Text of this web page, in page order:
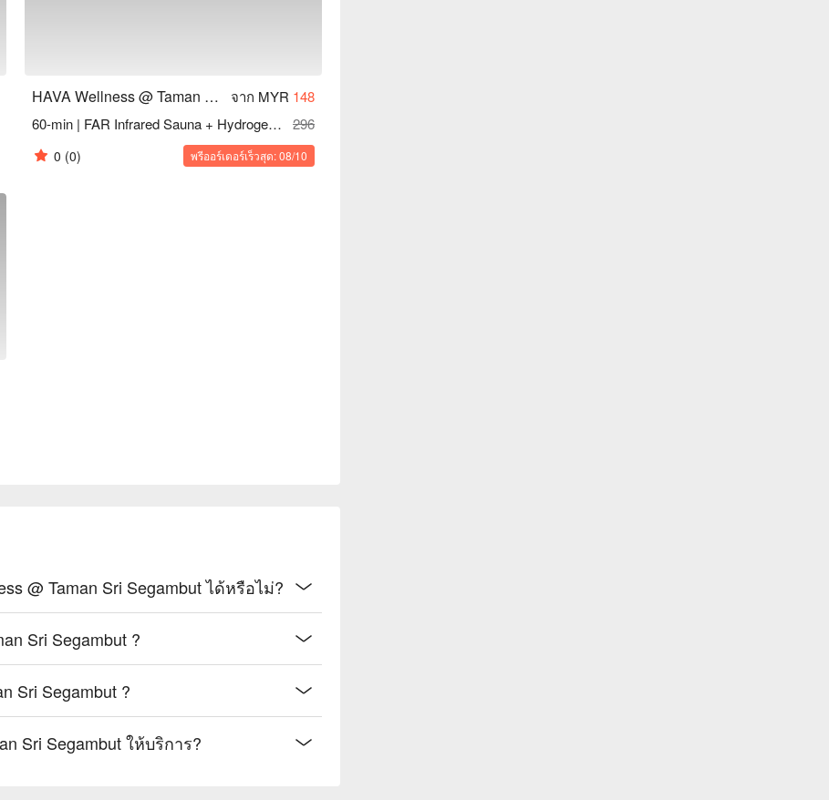
HAVA Wellness @ Taman Sri Segambut จาก MYR 148
60-min | FAR Infrared Sauna + Hydrogen Bath
296
0 (0) พรีออร์เดอร์เร็วสุด: 08/10
สามารถจองออนไลน์สำหรับ HAVA Wellness @ Taman Sri Segambut ได้หรือไม่?
วิธีการเดินทางไป HAVA Wellness @ Taman Sri Segambut ?
เวลาทำการของ HAVA Wellness @ Taman Sri Segambut ?
แพ็คเกจใดบ้างที่ HAVA Wellness @ Taman Sri Segambut ให้บริการ?